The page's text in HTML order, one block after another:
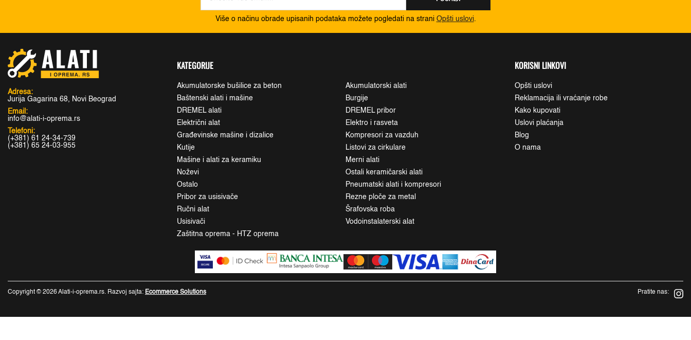
Više o načinu obrade upisanih podataka možete pogledati na strani Opšti uslovi.
Adresa:
Jurija Gagarina 68, Novi Beograd
Email:
info@alati-i-oprema.rs
Telefoni:
(+381) 61 24-34-739
(+381) 65 24-03-955
KATEGORIJE
Akumulatorske bušilice za beton
Akumulatorski alati
Baštenski alati i mašine
Burgije
DREMEL alati
DREMEL pribor
Električni alat
Elektro i rasveta
Građevinske mašine i dizalice
Kompresori za vazduh
Kutije
Listovi za cirkulare
Mašine i alati za keramiku
Merni alati
Noževi
Ostali keramičarski alati
Ostalo
Pneumatski alati i kompresori
Pribor za usisivače
Rezne ploče za metal
Ručni alat
Šrafovska roba
Usisivači
Vodoinstalaterski alat
Zaštitna oprema - HTZ oprema
KORISNI LINKOVI
Opšti uslovi
Reklamacija ili vraćanje robe
Kako kupovati
Uslovi plaćanja
Blog
O nama
Copyright © 2026 Alati-i-oprema.rs. Razvoj sajta: Ecommerce Solutions Pratite nas: